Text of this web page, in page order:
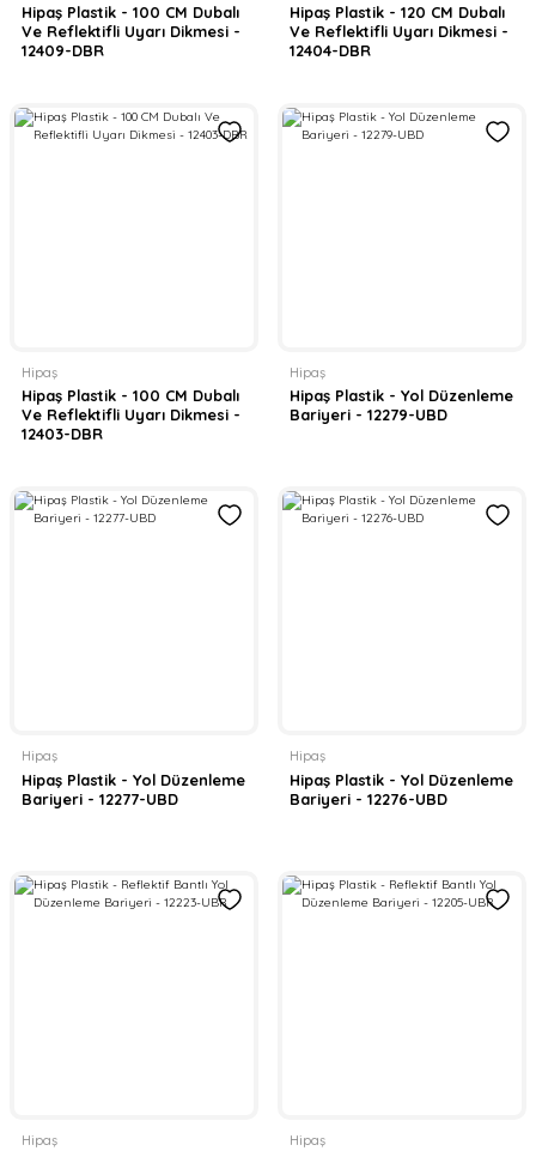
Hipaş Plastik - 100 CM Dubalı
Ve Reflektifli Uyarı Dikmesi -
12409-DBR
Hipaş Plastik - 120 CM Dubalı
Ve Reflektifli Uyarı Dikmesi -
12404-DBR
Hipaş
Hipaş Plastik - 100 CM Dubalı
Ve Reflektifli Uyarı Dikmesi -
12403-DBR
Hipaş
Hipaş Plastik - Yol Düzenleme
Bariyeri - 12279-UBD
Hipaş
Hipaş Plastik - Yol Düzenleme
Bariyeri - 12277-UBD
Hipaş
Hipaş Plastik - Yol Düzenleme
Bariyeri - 12276-UBD
Hipaş Hipaş